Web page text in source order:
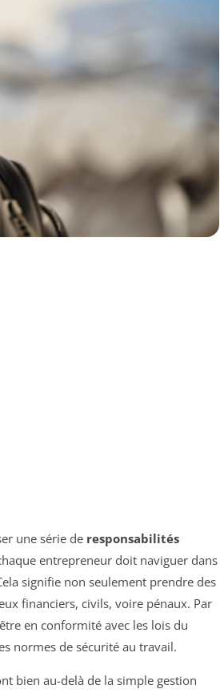
une série de responsabilités
entrepreneur doit naviguer dans
signifie non seulement prendre des
financiers, civils, voire pénaux. Par
en conformité avec les lois du
normes de sécurité au travail.
bien au-delà de la simple gestion